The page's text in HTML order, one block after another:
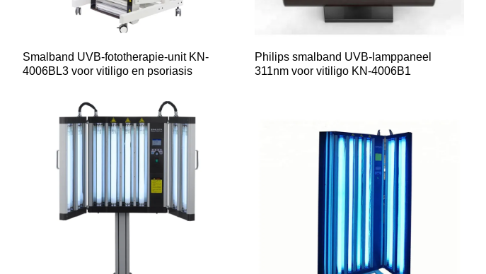
Smalband UVB-fototherapie-unit KN-
4006BL3 voor vitiligo en psoriasis
Philips smalband UVB-lamppaneel
311nm voor vitiligo KN-4006B1